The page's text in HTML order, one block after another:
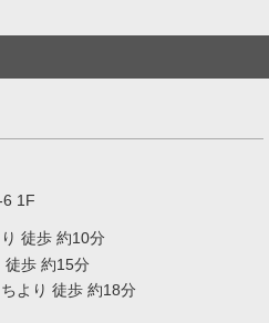
1F
徒歩 約10分
徒歩 約15分
より 徒歩 約18分